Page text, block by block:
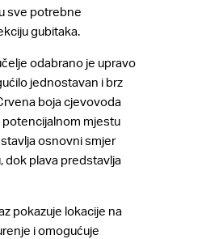
sve potrebne
gubitaka.
odabrano je upravo
jednostavan i brz
boja cjevovoda
potencijalnom mjestu
osnovni smjer
dok plava predstavlja
pokazuje lokacije na
i omogućuje